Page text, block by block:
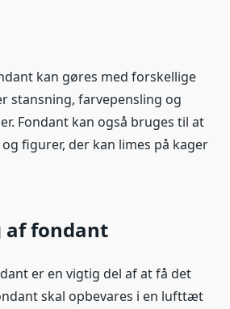
kan gøres med forskellige
stansning, farvepensling og
Fondant kan også bruges til at
figurer, der kan limes på kager
af fondant
er en vigtig del af at få det
skal opbevares i en lufttæt